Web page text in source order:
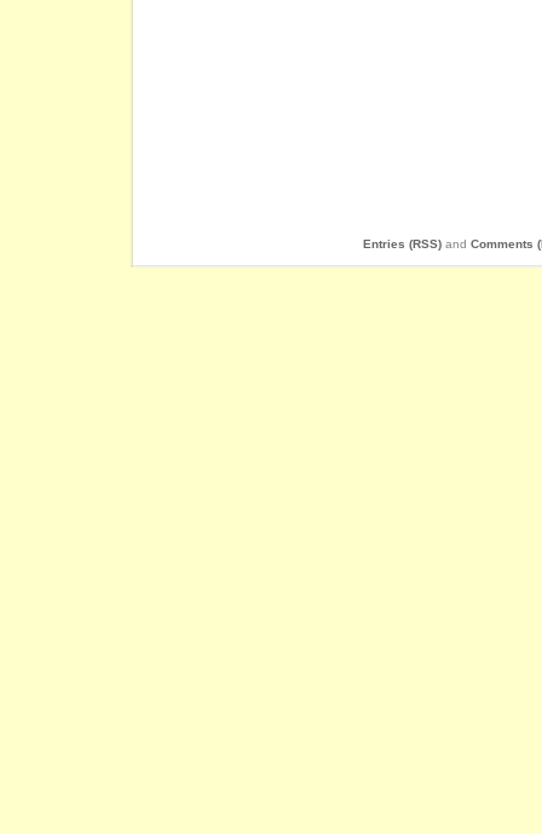
Entries (RSS) and Comments